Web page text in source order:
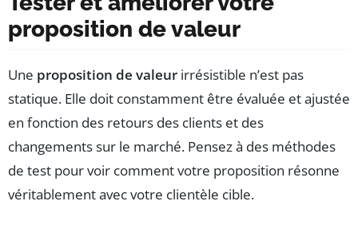
proposition de valeur
Une proposition de valeur irrésistible n’est pas
statique. Elle doit constamment être évaluée et ajustée
en fonction des retours des clients et des
changements sur le marché. Pensez à des méthodes
de test pour voir comment votre proposition résonne
véritablement avec votre clientèle cible.